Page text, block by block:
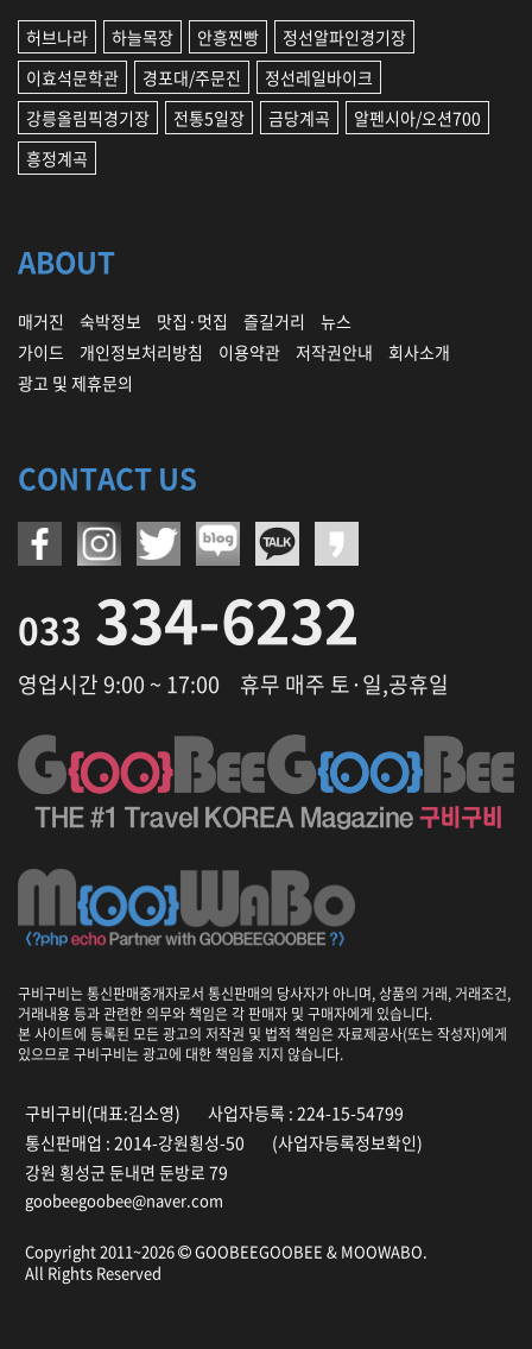
허브나라 하늘목장 안흥찐빵
정선알파인경기장
이효석문학관
경포대/주문진
정선레일바이크
강릉올림픽경기장
전통5일장 금당계곡
알펜시아/오션700
흥정계곡
ABOUT
매거진 숙박정보 맛집·멋집 즐길거리
뉴스
가이드
개인정보처리방침 이용약관 저작권안내
회사소개
광고 및 제휴문의
CONTACT US
033 334-6232
영업시간 9:00 ~ 17:00 휴무 매주 토·일,공휴일
구비구비는 통신판매중개자로서 통신판매의 당사자가 아니며, 상품의 거래, 거래조건,
거래내용 등과 관련한 의무와 책임은 각 판매자 및 구매자에게 있습니다.
본 사이트에 등록된 모든 광고의 저작권 및 법적 책임은 자료제공사(또는 작성자)에게
있으므로 구비구비는 광고에 대한 책임을 지지 않습니다.
구비구비(대표:김소영)
사업자등록 : 224-15-54799
통신판매업 : 2014-강원횡성-50
(사업자등록정보확인)
강원 횡성군 둔내면 둔방로 79
goobeegoobee@naver.com
Copyright 2011~2026 GOOBEEGOOBEE & MOOWABO.
All Rights Reserved